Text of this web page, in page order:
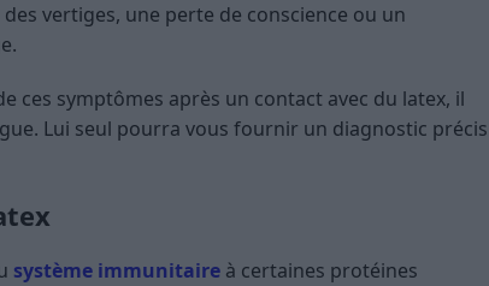
vertiges, une perte de conscience ou un
ces symptômes après un contact avec du latex, il
Lui seul pourra vous fournir un diagnostic précis
système immunitaire à certaines protéines